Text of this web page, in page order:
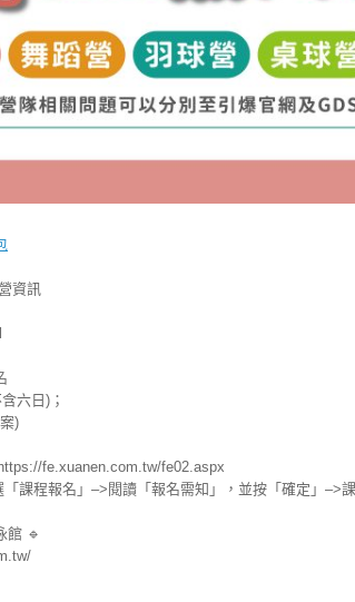
資訊
六日)；
)
fe.xuanen.com.tw/fe02.aspx
課程報名」–>閱讀「報名需知」，並按「確定」–>
館 🔹